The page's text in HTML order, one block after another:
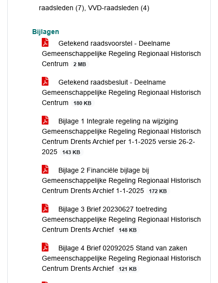
raadsleden (7), VVD-raadsleden (4)
Bijlagen
Getekend raadsvoorstel - Deelname
Gemeenschappelijke Regeling Regionaal Historisch
Centrum
2 MB
Getekend raadsbesluit - Deelname
Gemeenschappelijke Regeling Regionaal Historisch
Centrum
180 KB
Bijlage 1 Integrale regeling na wijziging
Gemeenschappelijke Regeling Regionaal Historisch
Centrum Drents Archief per 1-1-2025 versie 26-2-
2025
143 KB
Bijlage 2 Financiële bijlage bij
Gemeenschappelijke Regeling Regionaal Historisch
Centrum Drents Archief 1-1-2025
172 KB
Bijlage 3 Brief 20230627 toetreding
Gemeenschappelijke Regeling Regionaal Historisch
Centrum Drents Archief
148 KB
Bijlage 4 Brief 02092025 Stand van zaken
Gemeenschappelijke Regeling Regionaal Historisch
Centrum Drents Archief
121 KB